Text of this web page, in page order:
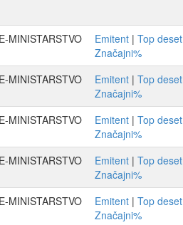
MINISTARSTVO
Emitent | Top deset
Značajni%
MINISTARSTVO
Emitent | Top deset
Značajni%
MINISTARSTVO
Emitent | Top deset
Značajni%
MINISTARSTVO
Emitent | Top deset
Značajni%
MINISTARSTVO
Emitent | Top deset
Značajni%